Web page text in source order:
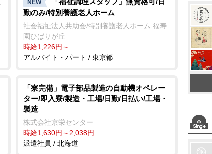
NEW
「福祉調理スタッフ」無資格可/日
勤のみ/特別養護老人ホーム
社会福祉法人共助会/特別養護老人ホーム 福寿
園ひばりが丘
時給1,226円～
アルバイト・パート / 東京都
「寮完備」電子部品製造の自動機オペレー
ター/即入寮/製造・工場/日勤/日払い/工場・
製造
株式会社京栄センター
時給1,630円～2,038円
派遣社員 / 北海道